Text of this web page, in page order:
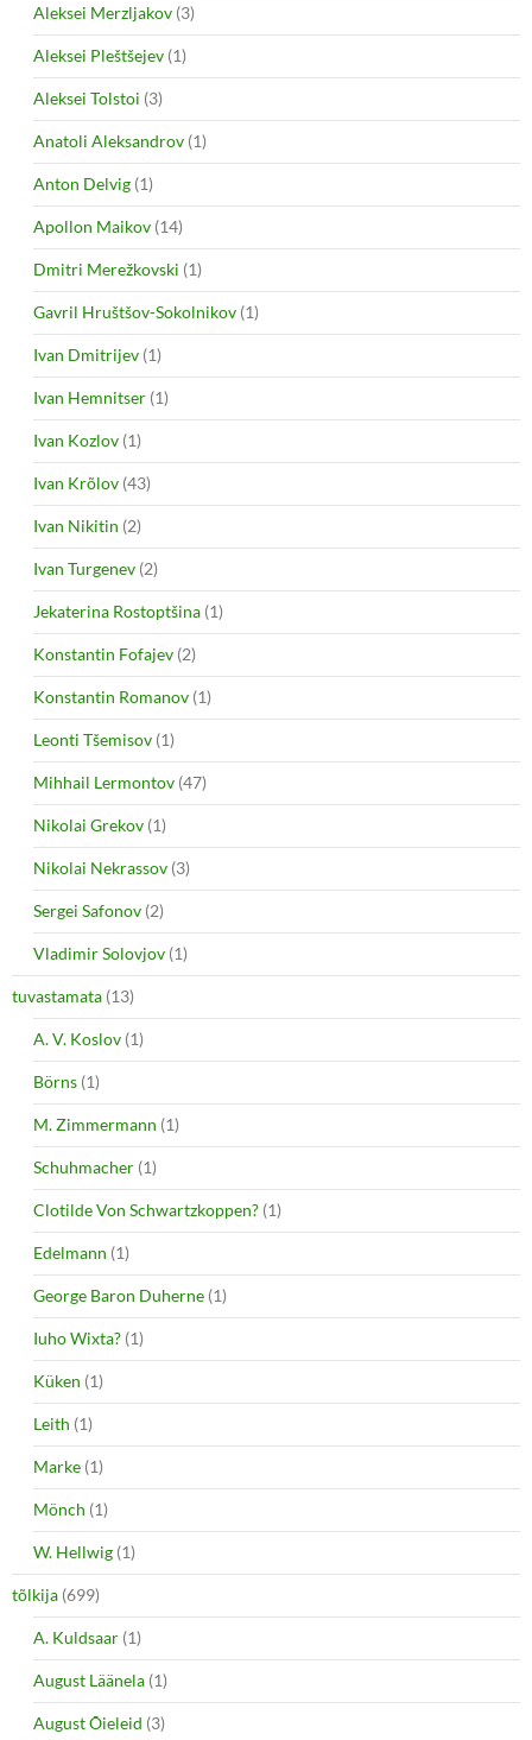
Aleksei Merzljakov (3)
Aleksei Pleštšejev (1)
Aleksei Tolstoi (3)
Anatoli Aleksandrov (1)
Anton Delvig (1)
Apollon Maikov (14)
Dmitri Merežkovski (1)
Gavril Hruštšov-Sokolnikov (1)
Ivan Dmitrijev (1)
Ivan Hemnitser (1)
Ivan Kozlov (1)
Ivan Krõlov (43)
Ivan Nikitin (2)
Ivan Turgenev (2)
Jekaterina Rostoptšina (1)
Konstantin Fofajev (2)
Konstantin Romanov (1)
Leonti Tšemisov (1)
Mihhail Lermontov (47)
Nikolai Grekov (1)
Nikolai Nekrassov (3)
Sergei Safonov (2)
Vladimir Solovjov (1)
tuvastamata (13)
A. V. Koslov (1)
Börns (1)
M. Zimmermann (1)
Schuhmacher (1)
Clotilde Von Schwartzkoppen? (1)
Edelmann (1)
George Baron Duherne (1)
Iuho Wixta? (1)
Küken (1)
Leith (1)
Marke (1)
Mönch (1)
W. Hellwig (1)
tõlkija (699)
A. Kuldsaar (1)
August Läänela (1)
August Õieleid (3)